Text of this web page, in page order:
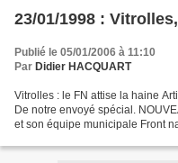
23/01/1998 :
Publié le 05/01/2006 à 11:10
Par Didier HACQUART
Vitrolles : le FN attise la haine
De notre envoyé spécial.
et son équipe municipale Front